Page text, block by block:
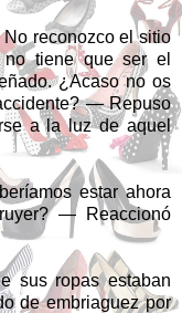
reconozco el sitio
tiene que ser el
¿Acaso no os
— Repuso
a la luz de aquel
estar ahora
— Reaccionó
sus ropas estaban
de embriaguez por